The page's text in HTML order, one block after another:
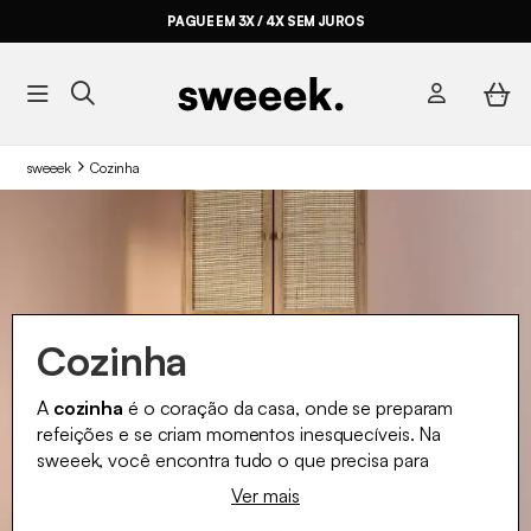
PAGUE EM 3X / 4X SEM JUROS
sweeek Cozinha
Cozinha
A cozinha é o coração da casa, onde se preparam
refeições e se criam momentos inesquecíveis. Na
sweeek, você encontra tudo o que precisa para
com estilo e praticidade. Nossas
emóveis de cozinha
Ver mais